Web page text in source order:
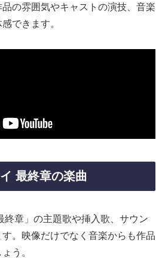
の雰囲気やキャストの演技、音楽
できます。
最終章の楽曲
終章」の主題歌や挿入歌、サウン
す。映像だけでなく音楽からも作品
う。